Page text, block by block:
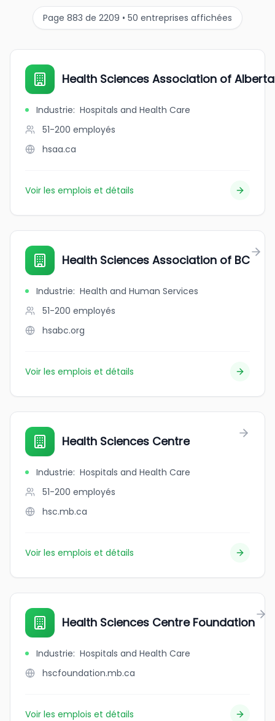
Page 883 de 2209 • 50 entreprises affichées
Health Sciences Association of Alberta
Industrie: Hospitals and Health Care
51-200 employés
hsaa.ca
Voir les emplois et détails
Health Sciences Association of BC
Industrie: Health and Human Services
51-200 employés
hsabc.org
Voir les emplois et détails
Health Sciences Centre
Industrie: Hospitals and Health Care
51-200 employés
hsc.mb.ca
Voir les emplois et détails
Health Sciences Centre Foundation
Industrie: Hospitals and Health Care
hscfoundation.mb.ca
Voir les emplois et détails